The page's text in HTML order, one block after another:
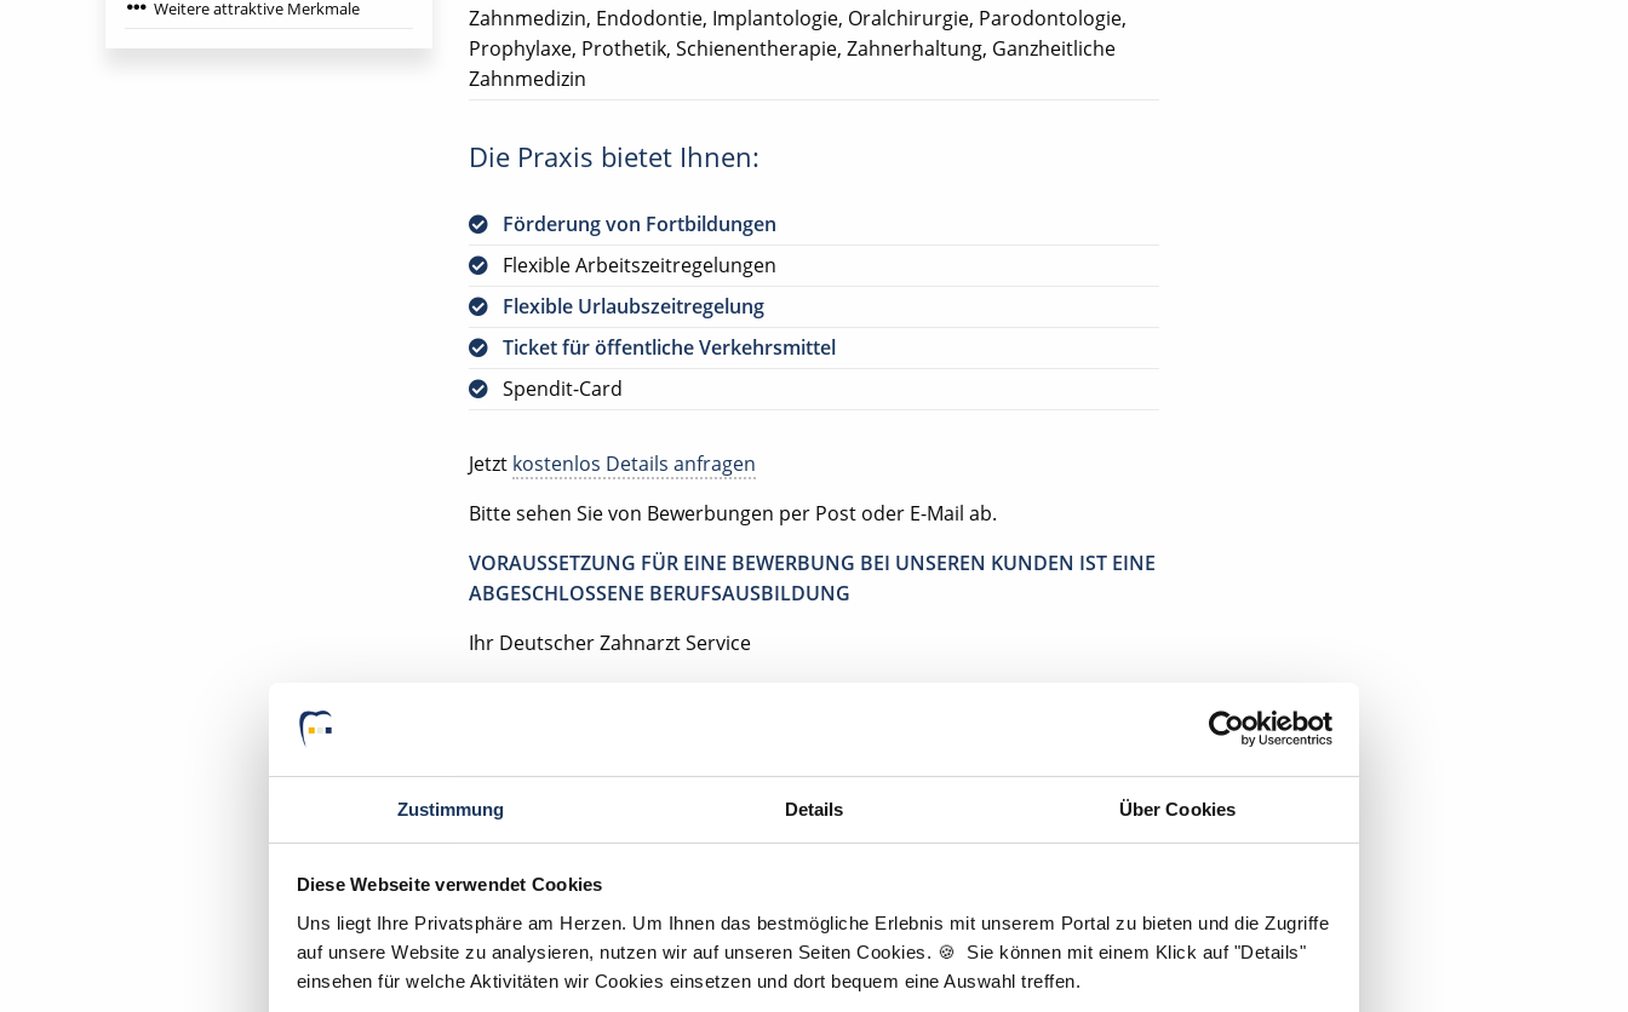
Zustimmung Details Über Cookies
Diese Webseite verwendet Cookies
Uns liegt Ihre Privatsphäre am Herzen. Um Ihnen das bestmögliche Erlebnis mit unserem Portal zu bieten und die Zugriffe
auf unsere Website zu analysieren, nutzen wir auf unseren Seiten Cookies. 🍪 Sie können mit einem Klick auf "Details"
einsehen für welche Aktivitäten wir Cookies einsetzen und dort bequem eine Auswahl treffen.
Zahnmedizin, Endodontie, Implantologie, Oralchirurgie, Parodontologie,
Prophylaxe, Prothetik, Schienentherapie, Zahnerhaltung, Ganzheitliche
Zahnmedizin
Die Praxis bietet Ihnen:
Förderung von Fortbildungen
Flexible Arbeitszeitregelungen
Flexible Urlaubszeitregelung
Ticket für öffentliche Verkehrsmittel
Spendit-Card
Jetzt kostenlos Details anfragen
Bitte sehen Sie von Bewerbungen per Post oder E-Mail ab.
VORAUSSETZUNG FÜR EINE BEWERBUNG BEI UNSEREN KUNDEN IST EINE
ABGESCHLOSSENE BERUFSAUSBILDUNG
Ihr Deutscher Zahnarzt Service
Jetzt kostenlos Details anfragen
Momentan interessieren sich5 BesucherfürStellenangebote als Zahnmedizinische
Fachangestellte.
Weitere attraktive Merkmale